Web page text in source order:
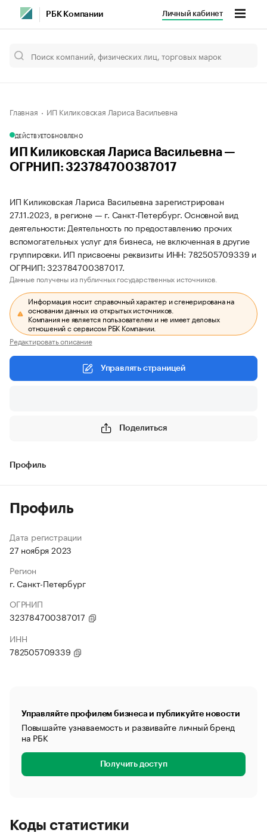
РБК Компании Личный кабинет
Главная ИП Киликовская Лариса Васильевна
ДЕЙСТВУЕТОБНОВЛЕНО
ИП Киликовская Лариса Васильевна —
ОГРНИП: 323784700387017
ИП Киликовская Лариса Васильевна зарегистрирован
27.11.2023, в регионе — г. Санкт-Петербург. Основной вид
деятельности: Деятельность по предоставлению прочих
вспомогательных услуг для бизнеса, не включенная в другие
группировки. ИП присвоены реквизиты ИНН: 782505709339 и
ОГРНИП: 323784700387017.
Данные получены из публичных государственных источников.
Информация носит справочный характер и сгенерирована на
основании данных из открытых источников.
Компания не является пользователем и не имеет деловых
отношений с сервисом РБК Компании.
Редактировать описание
Управлять страницей
Поделиться
Профиль
Профиль
Дата регистрации
27 ноября 2023
Регион
г. Санкт-Петербург
ОГРНИП
323784700387017
ИНН
782505709339
Управляйте профилем бизнеса и публикуйте новости
Повышайте узнаваемость и развивайте личный бренд
на РБК
Получить доступ
Коды статистики